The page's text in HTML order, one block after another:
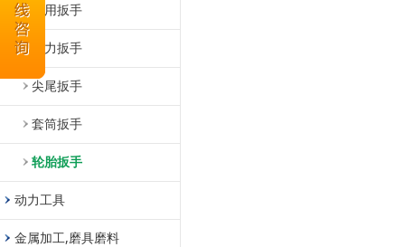
两用扳手
扭力扳手
尖尾扳手
套筒扳手
轮胎扳手
动力工具
金属加工,磨具磨料